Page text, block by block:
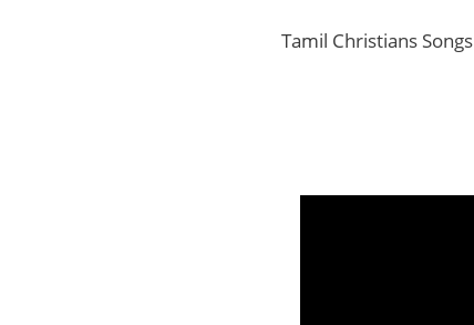
Tamil Christians Songs